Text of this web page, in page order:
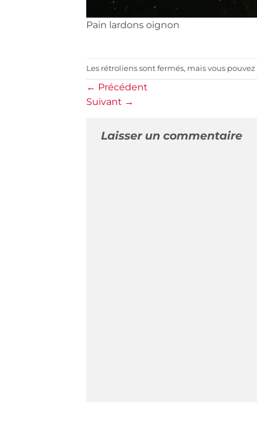
Pain lardons oignon
Les rétroliens sont fermés, mais vous pouvez
← Précédent
Suivant →
Laisser un commentaire